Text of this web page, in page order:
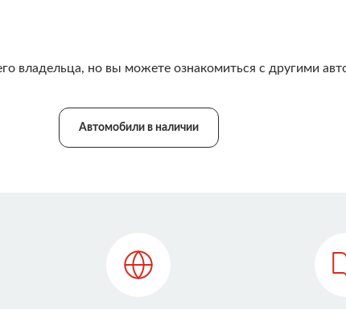
владельца, но вы можете ознакомиться с другими
Автомобили в наличии